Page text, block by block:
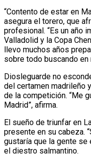
“Contento de estar en
asegura el torero, que
profesional. “Es un año
Valladolid y la Copa
llevo muchos años
sobre todo buscando en
Diosleguarde no
del certamen madrileño
de la competición. “Me
Madrid”, afirma.
El sueño de triunfar en
presente en su cabeza.
gustaría que la gente se
el diestro salmantino.